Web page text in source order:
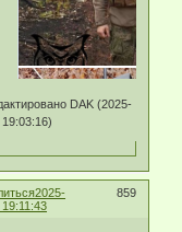
DAK (2025-
859
2025-